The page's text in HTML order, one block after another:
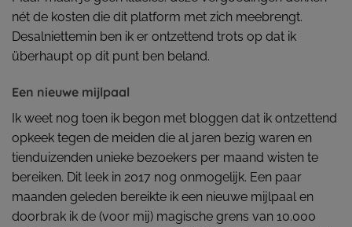
nét de kosten die dit platform met zich meebrengt.
Desalniettemin ben ik er ontzettend trots op dat ik
überhaupt op dit punt ben beland.
Een nieuwe mijlpaal
Ik weet nog toen ik begon met bloggen dat ik ontzettend
opkeek tegen de meiden die al jaren bezig waren en
tienduizenden unieke bezoekers per maand wisten te
bereiken. Dit leek in 2017 nog onmogelijk. Een paar
maanden geleden bereikte ik een nieuwe mijlpaal en
doorbrak ik de (voor mij) magische grens van 10.000